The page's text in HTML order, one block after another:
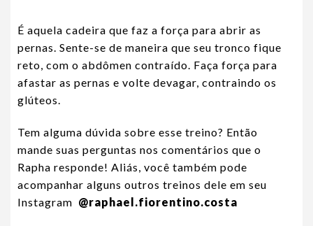
É aquela cadeira que faz a força para abrir as
pernas. Sente-se de maneira que seu tronco fique
reto, com o abdômen contraído. Faça força para
afastar as pernas e volte devagar, contraindo os
glúteos.
Tem alguma dúvida sobre esse treino? Então
mande suas perguntas nos comentários que o
Rapha responde! Aliás, você também pode
acompanhar alguns outros treinos dele em seu
Instagram @raphael.fiorentino.costa